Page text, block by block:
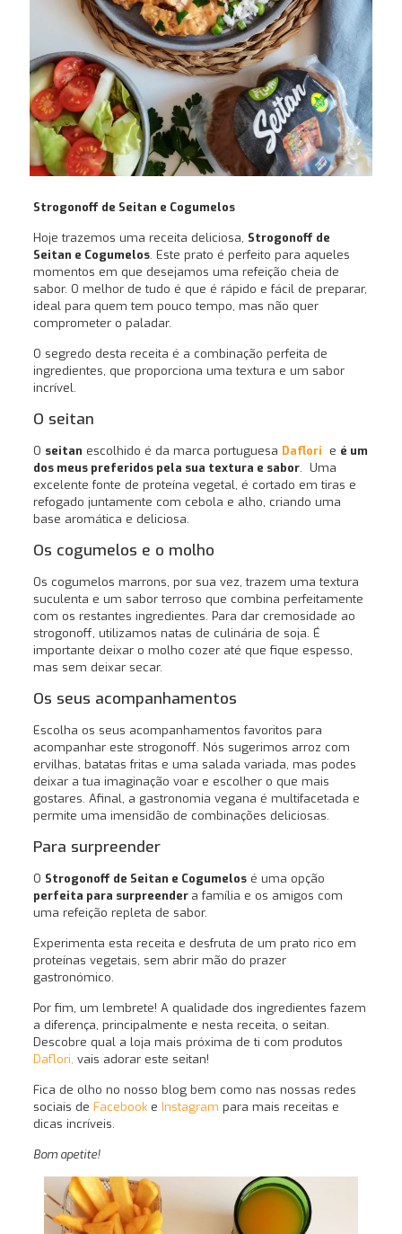
Strogonoff de Seitan e Cogumelos
Hoje trazemos uma receita deliciosa, Strogonoff de
Seitan e Cogumelos. Este prato é perfeito para aqueles
momentos em que desejamos uma refeição cheia de
sabor. O melhor de tudo é que é rápido e fácil de preparar,
ideal para quem tem pouco tempo, mas não quer
comprometer o paladar.
O segredo desta receita é a combinação perfeita de
ingredientes, que proporciona uma textura e um sabor
incrível.
O seitan
O seitan escolhido é da marca portuguesa Daflori e é um
dos meus preferidos pela sua textura e sabor. Uma
excelente fonte de proteína vegetal, é cortado em tiras e
refogado juntamente com cebola e alho, criando uma
base aromática e deliciosa.
Os cogumelos e o molho
Os cogumelos marrons, por sua vez, trazem uma textura
suculenta e um sabor terroso que combina perfeitamente
com os restantes ingredientes. Para dar cremosidade ao
strogonoff, utilizamos natas de culinária de soja. É
importante deixar o molho cozer até que fique espesso,
mas sem deixar secar.
Os seus acompanhamentos
Escolha os seus acompanhamentos favoritos para
acompanhar este strogonoff. Nós sugerimos arroz com
ervilhas, batatas fritas e uma salada variada, mas podes
deixar a tua imaginação voar e escolher o que mais
gostares. Afinal, a gastronomia vegana é multifacetada e
permite uma imensidão de combinações deliciosas.
Para surpreender
O Strogonoff de Seitan e Cogumelosé uma opção
perfeita para surpreender a família e os amigos com
uma refeição repleta de sabor.
Experimenta esta receita e desfruta de um prato rico em
proteínas vegetais, sem abrir mão do prazer
gastronómico.
Por fim, um lembrete! A qualidade dos ingredientes fazem
a diferença, principalmente e nesta receita, o seitan.
Descobre qual a loja mais próxima de ti com produtos
Daflori, vais adorar este seitan!
Fica de olho no nosso blog bem como nas nossas redes
sociais de Facebooke Instagram para mais receitas e
dicas incríveis.
Bom apetite!